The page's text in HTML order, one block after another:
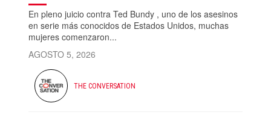
En pleno juicio contra Ted Bundy , uno de los asesinos
en serie más conocidos de Estados Unidos, muchas
mujeres comenzaron...
AGOSTO 5, 2026
THE CONVERSATION